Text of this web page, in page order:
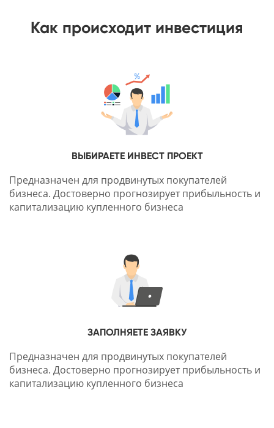
Как происходит инвестиция
ВЫБИРАЕТЕ ИНВЕСТ ПРОЕКТ
Предназначен для продвинутых покупателей
бизнеса. Достоверно прогнозирует прибыльность и
капитализацию купленного бизнеса
ЗАПОЛНЯЕТЕ ЗАЯВКУ
Предназначен для продвинутых покупателей
бизнеса. Достоверно прогнозирует прибыльность и
капитализацию купленного бизнеса